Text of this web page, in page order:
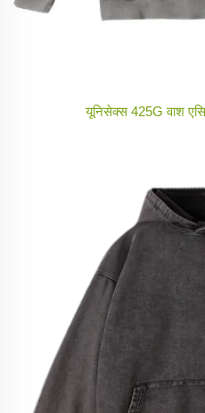
यूनिसेक्स 425G वाश